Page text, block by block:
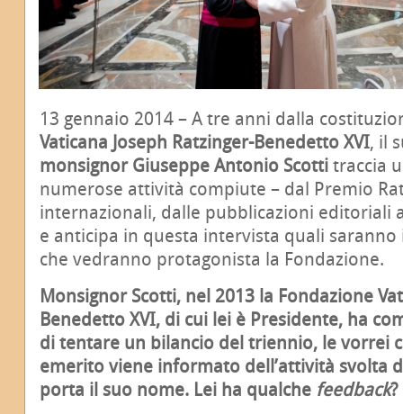
13 gennaio 2014 – A tre anni dalla
Vaticana Joseph Ratzinger-Benedetto XVI, il
monsignor Giuseppe Antonio Scotti traccia
numerose attività compiute – dal Premio
internazionali, dalle pubblicazioni editoriali
e anticipa in questa intervista quali
che vedranno protagonista la Fondazione.
Monsignor Scotti, nel 2013 la Fondazione
Benedetto XVI, di cui lei è Presidente, ha
di tentare un bilancio del triennio, le vorrei
emerito viene informato dell’attività svolta
porta il suo nome. Lei ha qualche feedback?